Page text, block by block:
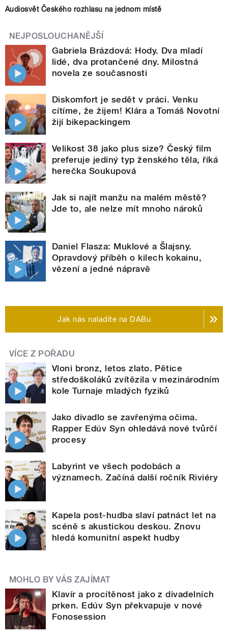
Audiosvět Českého rozhlasu na jednom místě
NEJPOSLOUCHANĚJŠÍ
Gabriela Brázdová: Hody. Dva mladí
lidé, dva protančené dny. Milostná
novela ze současnosti
Diskomfort je sedět v práci. Venku
cítíme, že žijem! Klára a Tomáš Novotní
žijí bikepackingem
Velikost 38 jako plus size? Český film
preferuje jediný typ ženského těla, říká
herečka Soukupová
Jak si najít manžu na malém městě?
Jde to, ale nelze mít mnoho nároků
Daniel Flasza: Muklové a Šlajsny.
Opravdový příběh o kilech kokainu,
vězení a jedné nápravě
Jak nás naladíte na DABu
VÍCE Z POŘADU
Vloni bronz, letos zlato. Pětice
středoškoláků zvítězila v mezinárodním
kole Turnaje mladých fyziků
Jako divadlo se zavřenýma očima.
Rapper Edúv Syn ohledává nové tvůrčí
procesy
Labyrint ve všech podobách a
významech. Začíná další ročník Riviéry
Kapela post-hudba slaví patnáct let na
scéně s akustickou deskou. Znovu
hledá komunitní aspekt hudby
MOHLO BY VÁS ZAJÍMAT
Klavír a procítěnost jako z divadelních
prken. Edúv Syn překvapuje v nové
Fonosession